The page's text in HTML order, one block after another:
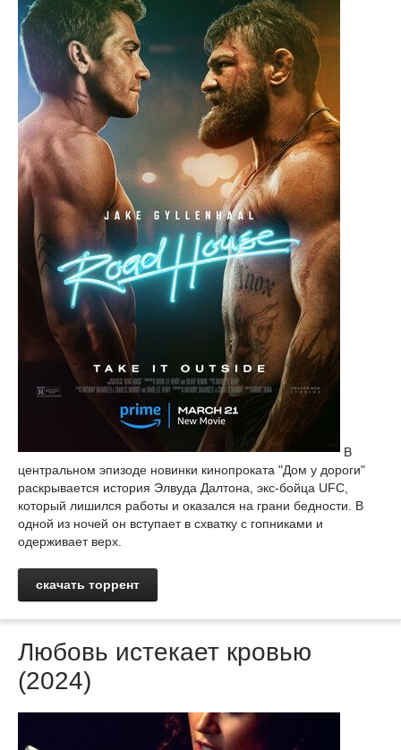
В
центральном эпизоде новинки кинопроката "Дом у дороги"
раскрывается история Элвуда Далтона, экс-бойца UFC,
который лишился работы и оказался на грани бедности. В
одной из ночей он вступает в схватку с гопниками и
одерживает верх.
скачать торрент
Любовь истекает кровью
(2024)